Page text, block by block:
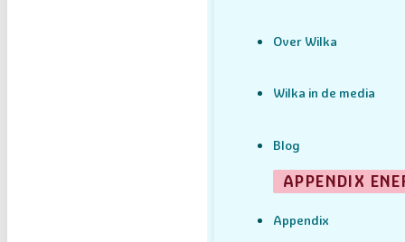
Over Wilka
Wilka in de media
Blog
APPENDIX
Appendix